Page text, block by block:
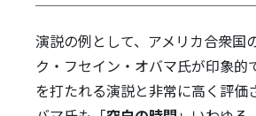
演説の例として、アメリカ合衆国
ク・フセイン・オバマ氏が印象的
を打たれる演説と非常に高く評価